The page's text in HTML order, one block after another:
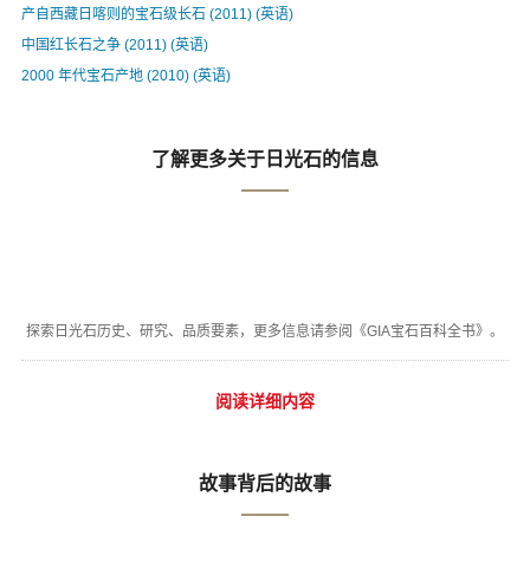
产自西藏日喀则的宝石级长石 (2011) (英语)
中国红长石之争 (2011) (英语)
2000 年代宝石产地 (2010) (英语)
了解更多关于日光石的信息
探索日光石历史、研究、品质要素，更多信息请参阅《GIA宝石百科全书》。
阅读详细内容
故事背后的故事